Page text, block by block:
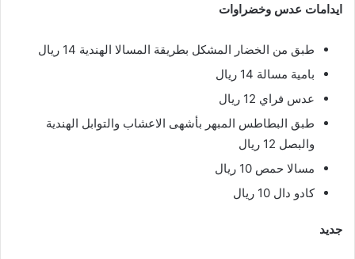
ايدامات عدس وخضراوات
طبق من الخضار المشكل بطريقة المسالا الهندية 14 ريال
بامية مسالة 14 ريال
عدس فراي 12 ريال
طبق البطاطس المبهر بأشهى الاعشاب والتوابل الهندية
والبصل 12 ريال
مسالا حمص 10 ريال
كادو دال 10 ريال
جديد